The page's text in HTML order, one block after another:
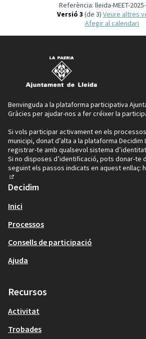
Referència: lleida-MEET-
Versió 3 (de 3)
veure altres
Afegir al calendari
Benvinguda a la plataforma participativa
Gràcies per ajudar-nos a fer créixer la
Si vols participar activament en els
municipi, donat d’alta a la plataforma Decidim
registrar-te amb qualsevol sistema
Si no disposes d’identificació, pots donar-te
seguint els passos indicats en aquest enllaç:
(Enllaç extern)
Decidim
Inici
Processos
Consells de participació
Ajuda
Recursos
Activitat
Trobades